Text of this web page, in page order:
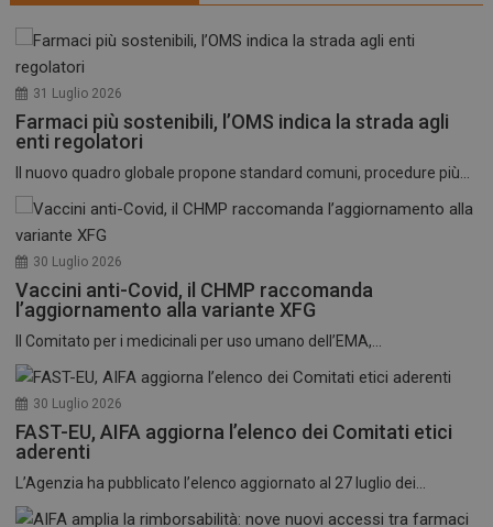
31 Luglio 2026
Farmaci più sostenibili, l’OMS indica la strada agli
enti regolatori
Il nuovo quadro globale propone standard comuni, procedure più...
30 Luglio 2026
Vaccini anti-Covid, il CHMP raccomanda
l’aggiornamento alla variante XFG
Il Comitato per i medicinali per uso umano dell’EMA,...
30 Luglio 2026
FAST-EU, AIFA aggiorna l’elenco dei Comitati etici
aderenti
L’Agenzia ha pubblicato l’elenco aggiornato al 27 luglio dei...